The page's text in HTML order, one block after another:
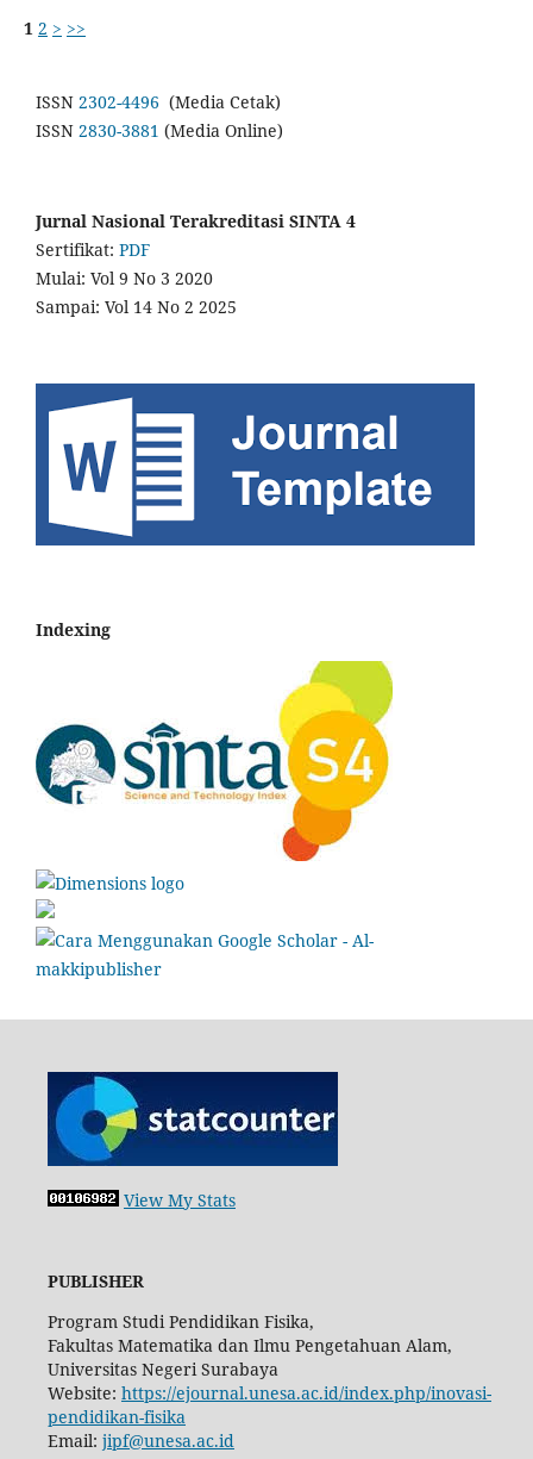
1 2 > >>
ISSN 2302-4496 (Media Cetak)
ISSN 2830-3881 (Media Online)
Jurnal Nasional Terakreditasi SINTA 4
Sertifikat: PDF
Mulai: Vol 9 No 3 2020
Sampai: Vol 14 No 2 2025
Indexing
View My Stats
PUBLISHER
Program Studi Pendidikan Fisika,
Fakultas Matematika dan Ilmu Pengetahuan Alam,
Universitas Negeri Surabaya
Website: https://ejournal.unesa.ac.id/index.php/inovasi-
pendidikan-fisika
Email: jipf@unesa.ac.id